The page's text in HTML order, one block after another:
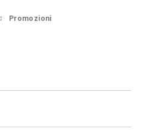
Promozioni